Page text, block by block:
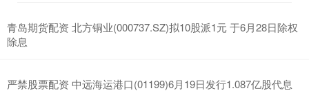
青岛期货配资 北方铜业(000737.SZ)拟10股派1元 于6月28日除权
除息
严禁股票配资 中远海运港口(01199)6月19日发行1.087亿股代息